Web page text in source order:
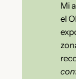
Mi
el